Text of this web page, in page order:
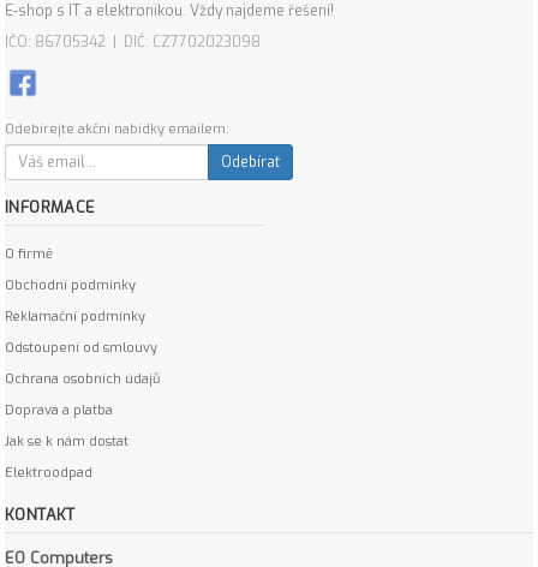
E-shop s IT a elektronikou. Vždy najdeme řešení!
IČO: 86705342 | DIČ: CZ7702023098
Odebírejte akční nabídky emailem:
Odebírat
INFORMACE
O firmě
Obchodní podmínky
Reklamační podmínky
Odstoupení od smlouvy
Ochrana osobních údajů
Doprava a platba
Jak se k nám dostat
Elektroodpad
KONTAKT
EO Computers